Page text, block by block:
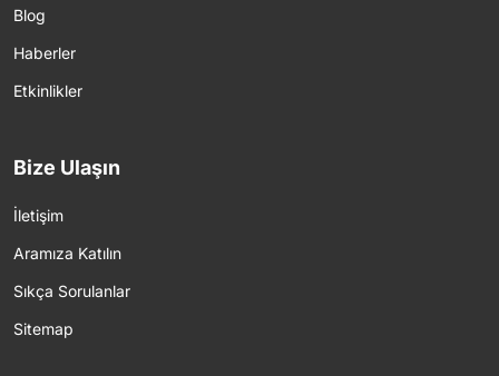
Blog
Haberler
Etkinlikler
Bize Ulaşın
İletişim
Aramıza Katılın
Sıkça Sorulanlar
Sitemap